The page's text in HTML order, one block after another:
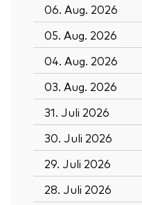
06. Aug. 2026
05. Aug. 2026
04. Aug. 2026
03. Aug. 2026
31. Juli 2026
30. Juli 2026
29. Juli 2026
28. Juli 2026